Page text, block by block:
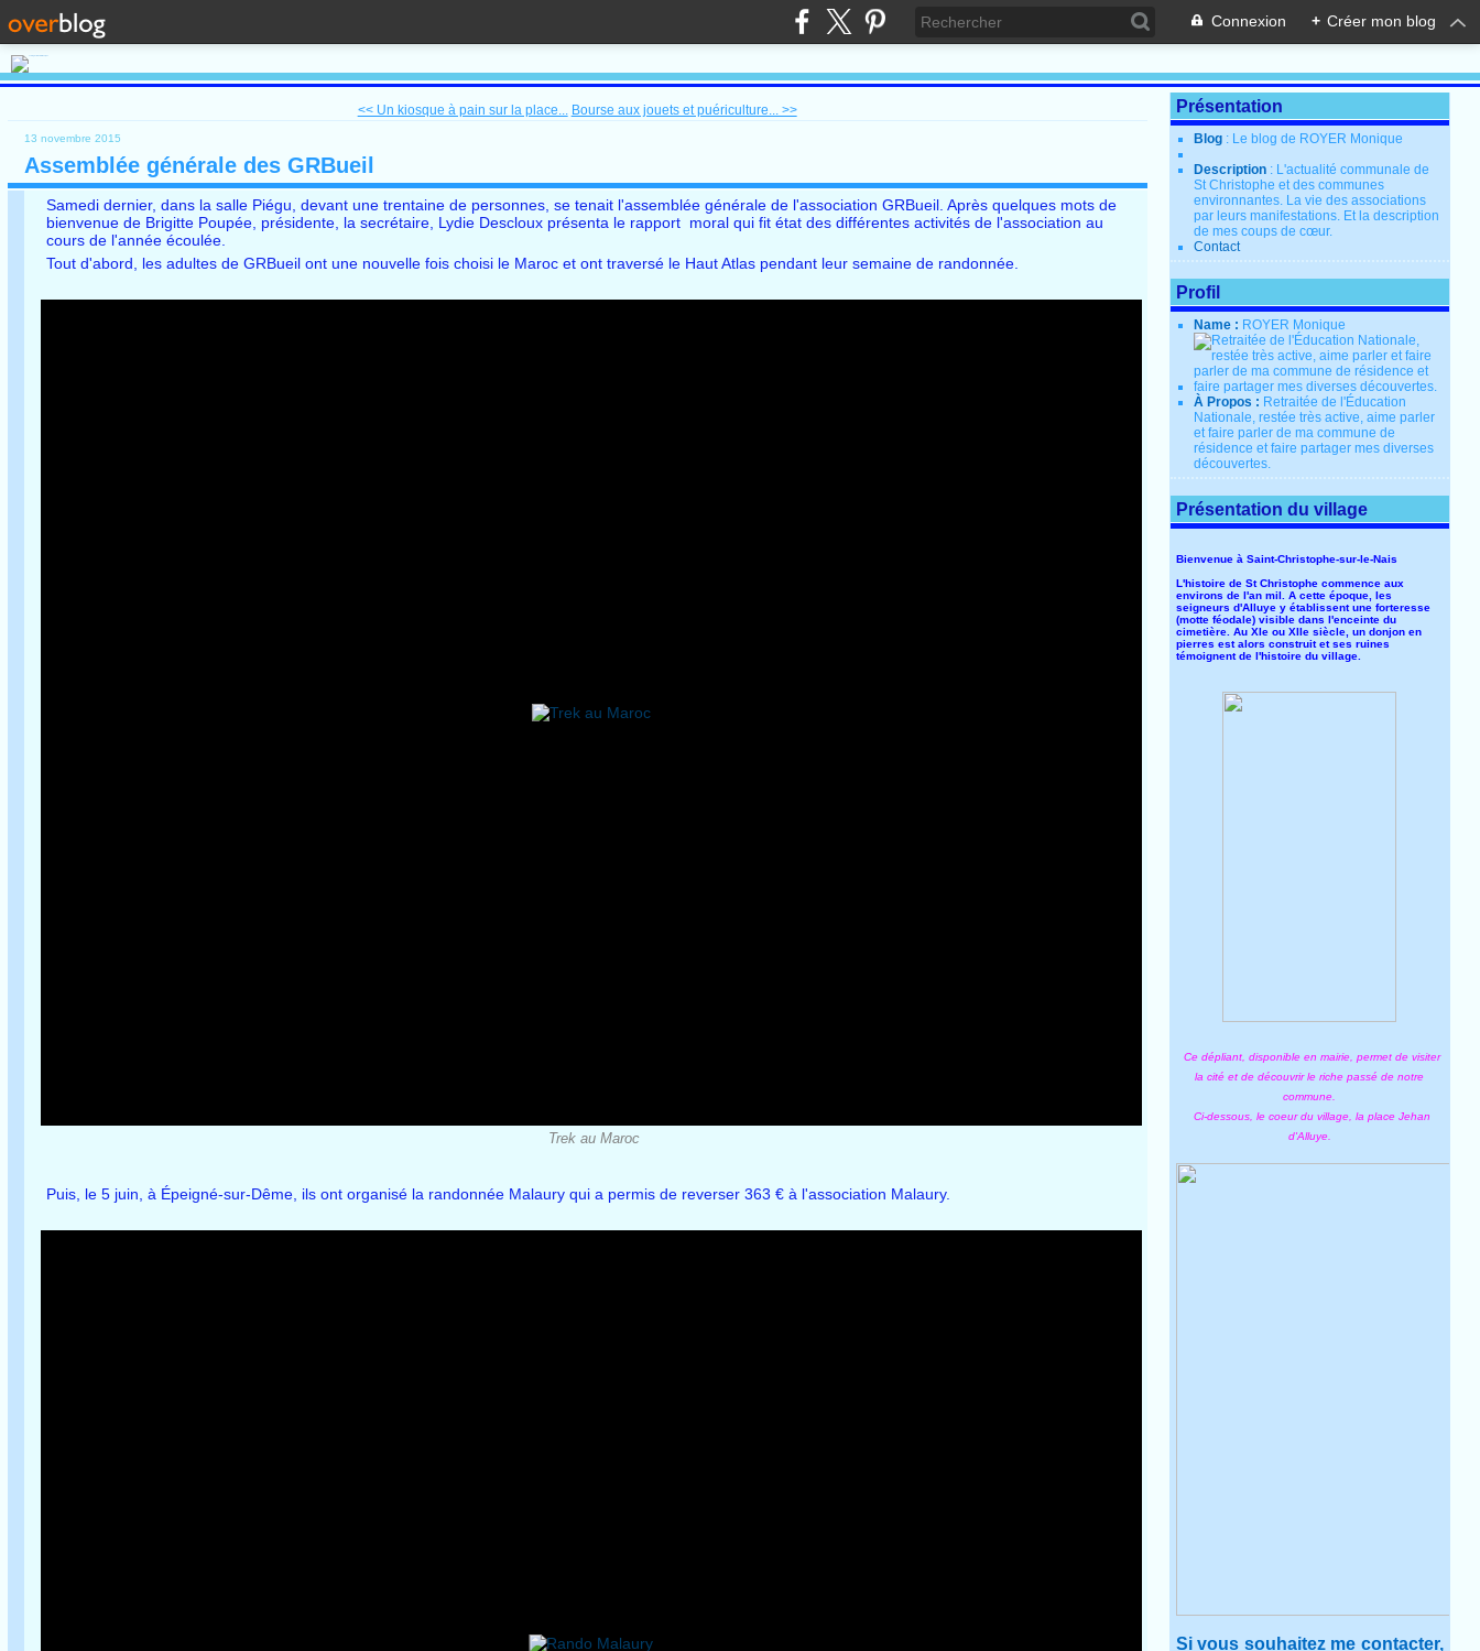
Connexion + Créer mon blog
<< Un kiosque à pain sur la place... Bourse aux jouets et puériculture... >>
13 novembre 2015
Assemblée générale des GRBueil
Samedi dernier, dans la salle Piégu, devant une trentaine de personnes, se tenait l'assemblée générale de l'association GRBueil. Après quelques mots de
bienvenue de Brigitte Poupée, présidente, la secrétaire, Lydie Descloux présenta le rapport moral qui fit état des différentes activités de l'association au
cours de l'année écoulée.
Tout d'abord, les adultes de GRBueil ont une nouvelle fois choisi le Maroc et ont traversé le Haut Atlas pendant leur semaine de randonnée.
Trek au Maroc
Puis, le 5 juin, à Épeigné-sur-Dême, ils ont organisé la randonnée Malaury qui a permis de reverser 363 € à l'association Malaury.
Présentation
Blog : Le blog de ROYER Monique
Description : L'actualité communale de
St Christophe et des communes
environnantes. La vie des associations
par leurs manifestations. Et la description
de mes coups de cœur.
Contact
Profil
Name : ROYER Monique
À Propos : Retraitée de l'Éducation
Nationale, restée très active, aime parler
et faire parler de ma commune de
résidence et faire partager mes diverses
découvertes.
Présentation du village
Bienvenue à Saint-Christophe-sur-le-Nais
L'histoire de St Christophe commence aux
environs de l'an mil. A cette époque, les
seigneurs d'Alluye y établissent une forteresse
(motte féodale) visible dans l'enceinte du
cimetière. Au XIe ou XIIe siècle, un donjon en
pierres est alors construit et ses ruines
témoignent de l'histoire du village.
Ce dépliant, disponible en mairie, permet de visiter
la cité et de découvrir le riche passé de notre
commune.
Ci-dessous, le coeur du village, la place Jehan
d'Alluye.
Si vous souhaitez me contacter,